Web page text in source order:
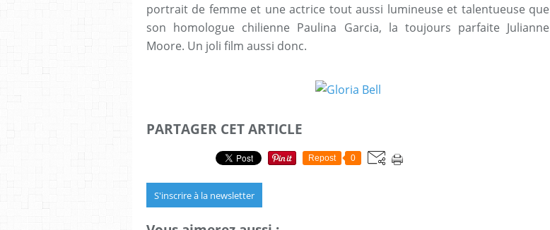
portrait de femme et une actrice tout aussi lumineuse et talentueuse que
son homologue chilienne Paulina Garcia, la toujours parfaite Julianne
Moore. Un joli film aussi donc.
PARTAGER CET ARTICLE
Repost 0
S'inscrire à la newsletter